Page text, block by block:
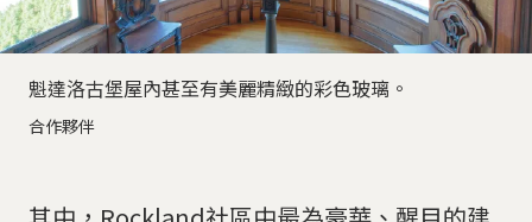
魁達洛古堡屋內甚至有美麗精緻的彩色玻璃。
合作夥伴